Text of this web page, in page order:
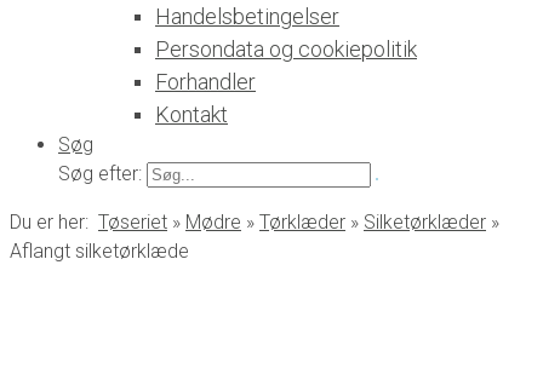
Handelsbetingelser
Persondata og cookiepolitik
Forhandler
Kontakt
Søg
Søg efter:
Du er her: Tøseriet » Mødre » Tørklæder » Silketørklæder »
Aflangt silketørklæde